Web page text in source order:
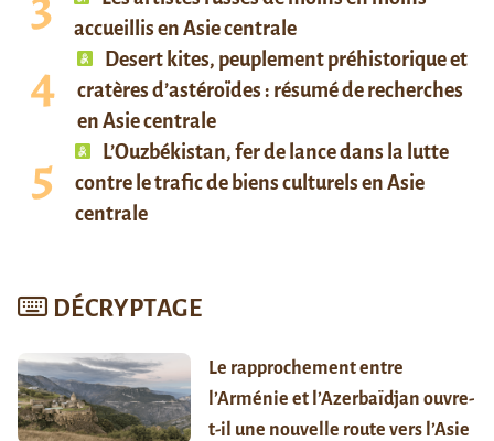
accueillis en Asie centrale
Desert kites, peuplement préhistorique et
cratères d’astéroïdes : résumé de recherches
en Asie centrale
L’Ouzbékistan, fer de lance dans la lutte
contre le trafic de biens culturels en Asie
centrale
DÉCRYPTAGE
Le rapprochement entre
l’Arménie et l’Azerbaïdjan ouvre-
t-il une nouvelle route vers l’Asie